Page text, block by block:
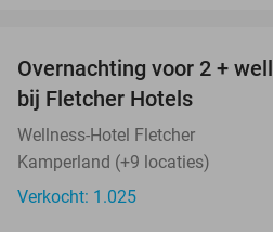
Overnachting voor 2 +
bij Fletcher Hotels
Wellness-Hotel Fletcher
Kamperland (+9 locaties)
Verkocht: 1.025